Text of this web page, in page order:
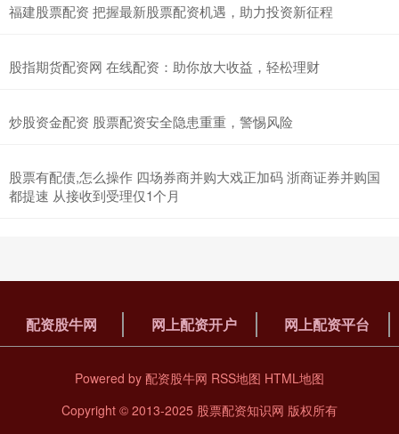
福建股票配资 把握最新股票配资机遇，助力投资新征程
股指期货配资网 在线配资：助你放大收益，轻松理财
炒股资金配资 股票配资安全隐患重重，警惕风险
股票有配债,怎么操作 四场券商并购大戏正加码 浙商证券并购国
都提速 从接收到受理仅1个月
配资股牛网 网上配资开户 网上配资平台
Powered by 配资股牛网 RSS地图 HTML地图
Copyright © 2013-2025 股票配资知识网 版权所有